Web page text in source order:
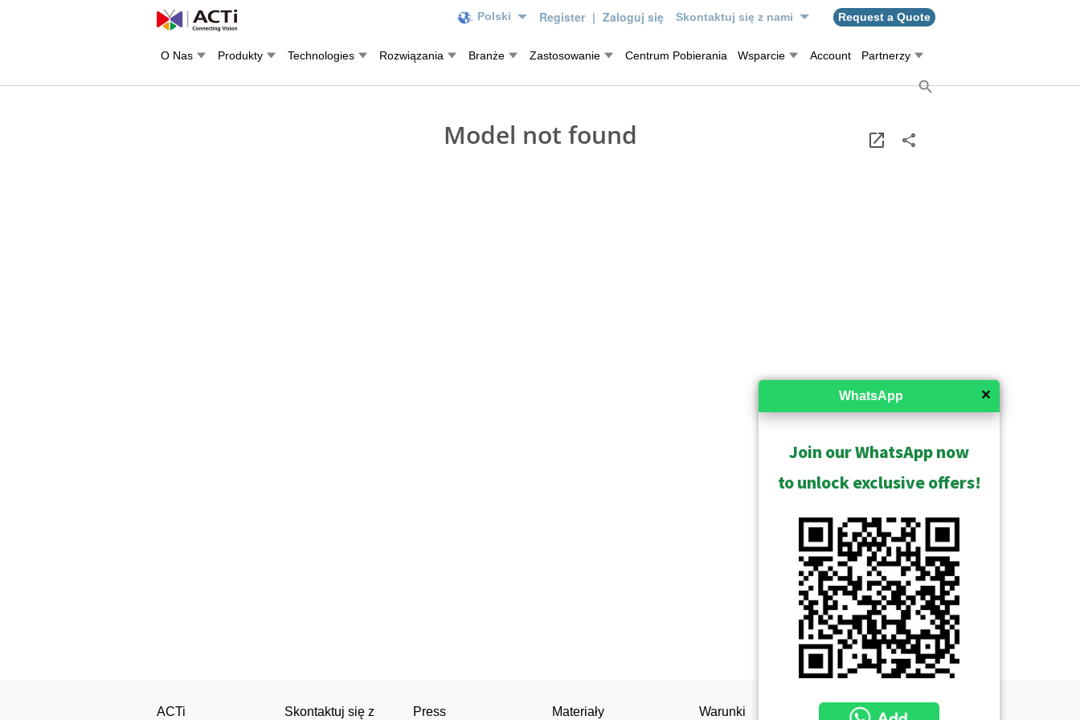
Polski Register | Zaloguj się Skontaktuj się z nami Request a Quote
O Nas Produkty Technologies Rozwiązania Branże Zastosowanie Centrum Pobierania Wsparcie Account Partnerzy
Model not found
ACTi Skontaktuj się z Press Materiały Warunki
✕
WhatsApp
Join our WhatsApp now
to unlock exclusive offers!